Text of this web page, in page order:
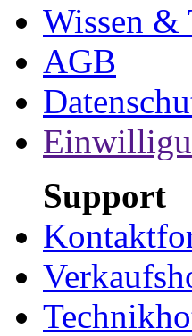
Wissen &
AGB
Support